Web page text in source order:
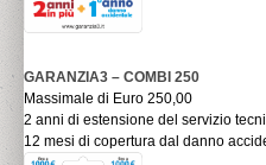
GARANZIA3 – COMBI 250
Massimale di Euro 250,00
2 anni di estensione del servizio
12 mesi di copertura dal danno